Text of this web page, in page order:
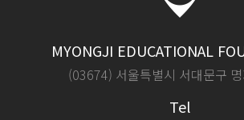
MYONGJI EDUCATIONAL
(03674) 서울특별시 서대문구
Tel